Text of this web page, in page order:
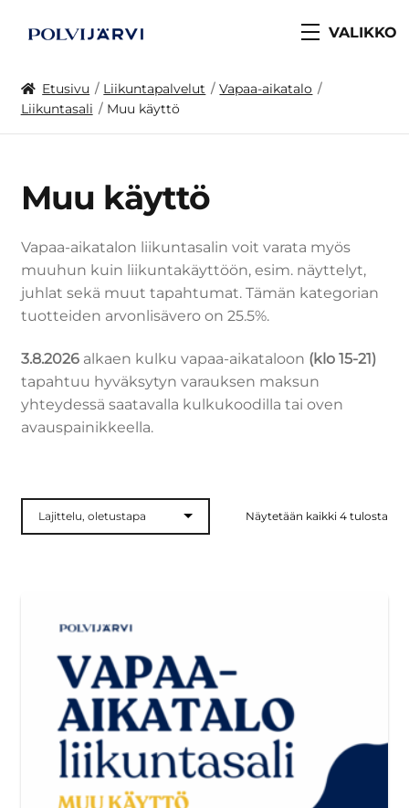
VALIKKO
Etusivu Liikuntapalvelut
Vapaa-aikatalo
Liikuntasali
Muu käyttö
Muu käyttö
Vapaa-aikatalon liikuntasalin voit varata myös
muuhun kuin liikuntakäyttöön, esim. näyttelyt,
juhlat sekä muut tapahtumat. Tämän kategorian
tuotteiden arvonlisävero on 25.5%.
3.8.2026alkaen kulku vapaa-aikataloon (klo 15-21)
tapahtuu hyväksytyn varauksen maksun
yhteydessä saatavalla kulkukoodilla tai oven
avauspainikkeella.
Näytetään kaikki 4 tulosta